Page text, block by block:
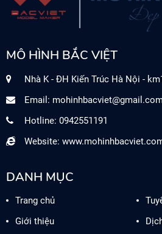
MÔ HÌNH BẮC VIỆT
Nhà K - ĐH Kiến Trúc Hà Nội -
Email:
Hotline: 0942551191
Website:
DANH MỤC
Trang chủ
Giới thiệu